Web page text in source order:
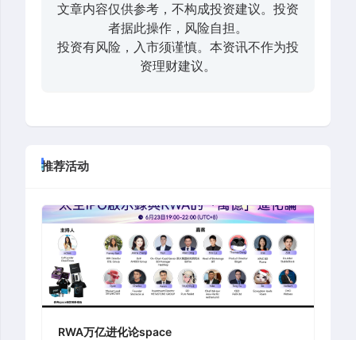
文章内容仅供参考，不构成投资建议。投资
者据此操作，风险自担。
投资有风险，入市须谨慎。本资讯不作为投
资理财建议。
推荐活动
RWA万亿进化论space